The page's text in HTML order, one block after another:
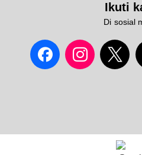
Ikuti
Di sosial